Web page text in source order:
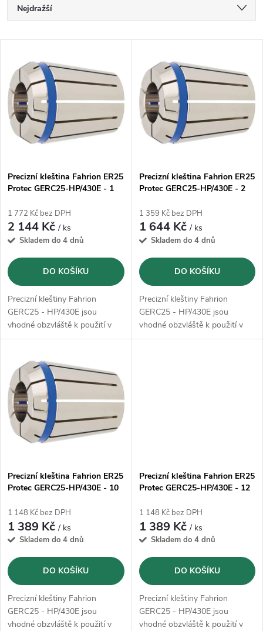
Ř
a
z
e
n
p
r
o
d
u
k
t
ů
Nejdražší
Abecedně
ý
p
s
p
r
o
d
u
k
t
ů
Precizní kleština Fahrion ER25
Protec GERC25-HP/430E - 1
1 772 Kč bez DPH
2 144 Kč/ ks
Skladem do 4 dnů
DO KOŠÍKU
Precizní kleštiny Fahrion
GERC25 - HP/430E jsou
vhodné obzvláště k použití v
HSC oblasti, jakož i pro
výsledků opracování
Precizní kleština Fahrion ER25
Protec GERC25-HP/430E - 2
1 359 Kč bez DPH
1 644 Kč/ ks
Skladem do 4 dnů
DO KOŠÍKU
Precizní kleštiny Fahrion
GERC25 - HP/430E jsou
vhodné obzvláště k použití v
HSC oblasti, jakož i pro
Precizní kleština Fahrion ER25
Protec GERC25-HP/430E - 10
1 148 Kč bez DPH
1 389 Kč/ ks
Skladem do 4 dnů
DO KOŠÍKU
Precizní kleštiny Fahrion
GERC25 - HP/430E jsou
vhodné obzvláště k použití v
Precizní kleština Fahrion ER25
Protec GERC25-HP/430E - 12
1 148 Kč bez DPH
1 389 Kč/ ks
Skladem do 4 dnů
DO KOŠÍKU
Precizní kleštiny Fahrion
GERC25 - HP/430E jsou
vhodné obzvláště k použití v